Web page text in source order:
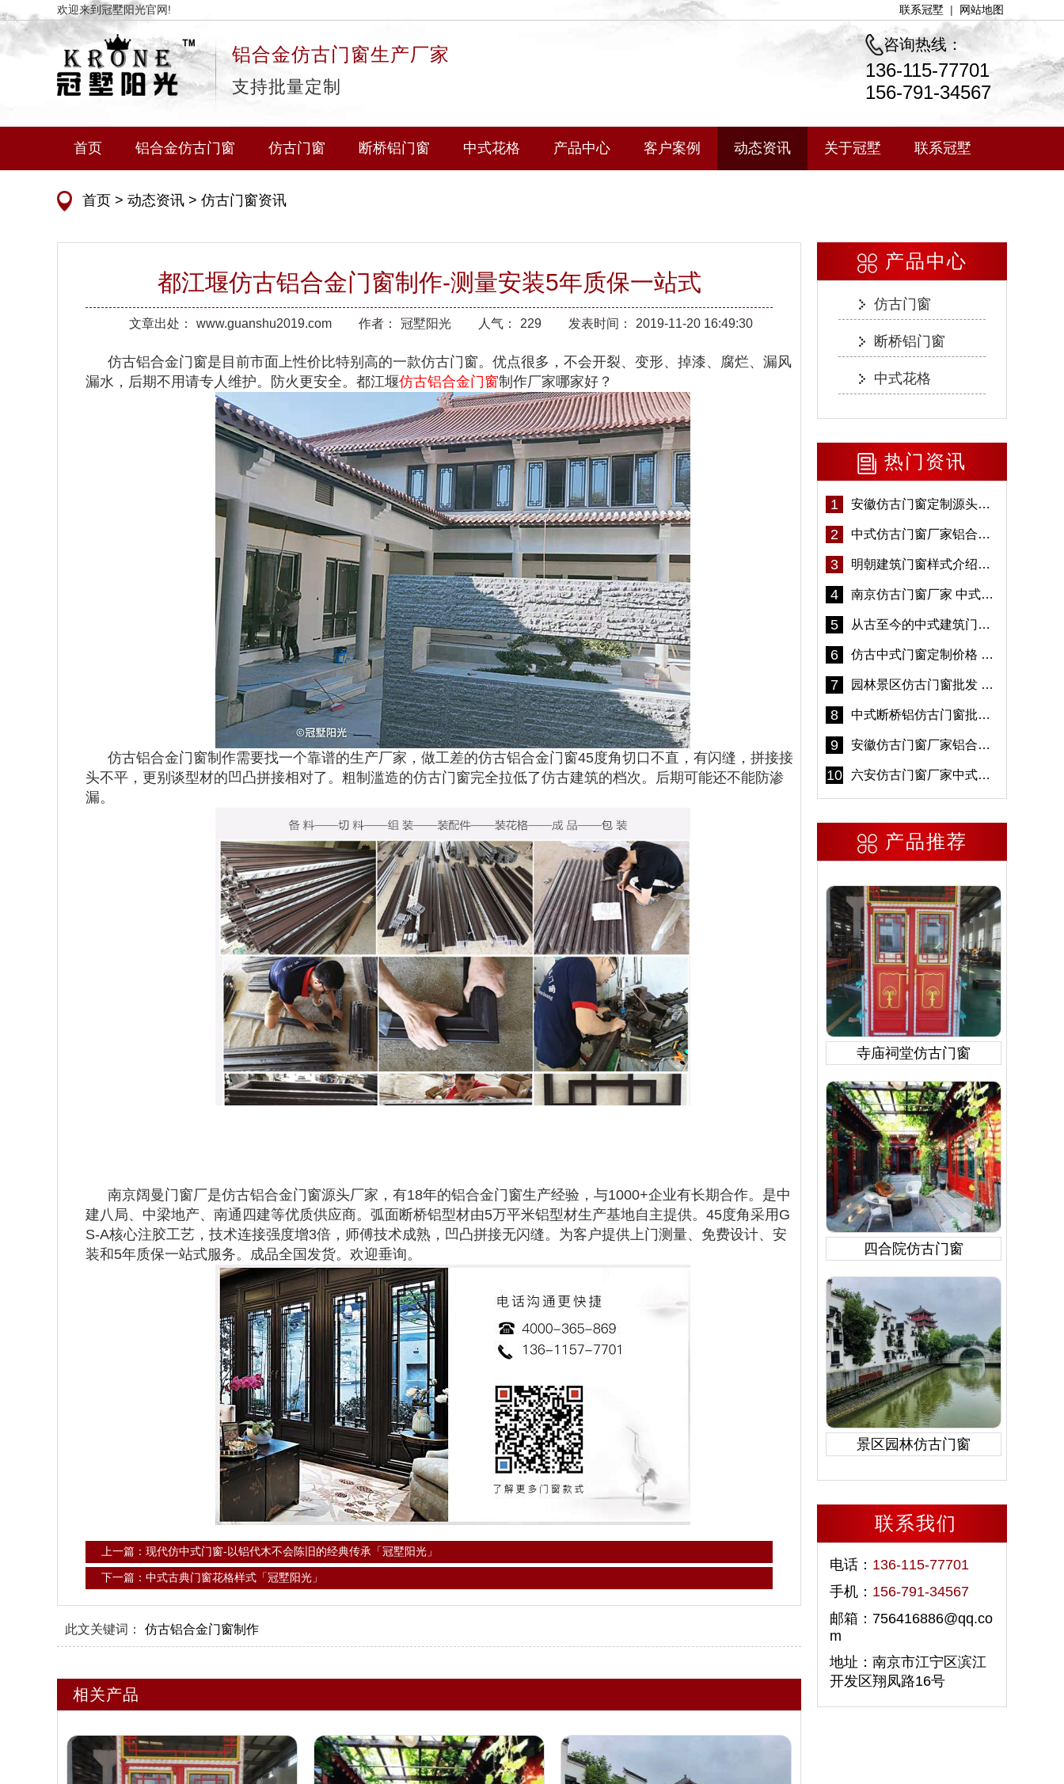
欢迎来到冠墅阳光官网! 联系冠墅 | 网站地图
铝合金仿古门窗生产厂家
支持批量定制
咨询热线：
136-115-77701
156-791-34567
首页 铝合金仿古门窗 仿古门窗 断桥铝门窗 中式花格 产品中心 客户案例 动态资讯 关于冠墅 联系冠墅
首页 > 动态资讯 > 仿古门窗资讯
都江堰仿古铝合金门窗制作-测量安装5年质保一站式
文章出处： www.guanshu2019.com 作者： 冠墅阳光 人气： 229 发表时间： 2019-11-20 16:49:30
仿古铝合金门窗是目前市面上性价比特别高的一款仿古门窗。优点很多，不会开裂、变形、掉漆、腐烂、漏风
漏水，后期不用请专人维护。防火更安全。都江堰仿古铝合金门窗制作厂家哪家好？
仿古铝合金门窗制作需要找一个靠谱的生产厂家，做工差的仿古铝合金门窗45度角切口不直，有闪缝，拼接接
头不平，更别谈型材的凹凸拼接相对了。粗制滥造的仿古门窗完全拉低了仿古建筑的档次。后期可能还不能防渗
漏。
南京阔曼门窗厂是仿古铝合金门窗源头厂家，有18年的铝合金门窗生产经验，与1000+企业有长期合作。是中
建八局、中梁地产、南通四建等优质供应商。弧面断桥铝型材由5万平米铝型材生产基地自主提供。45度角采用G
S-A核心注胶工艺，技术连接强度增3倍，师傅技术成熟，凹凸拼接无闪缝。为客户提供上门测量、免费设计、安
装和5年质保一站式服务。成品全国发货。欢迎垂询。
上一篇：现代仿中式门窗-以铝代木不会陈旧的经典传承「冠墅阳光」
下一篇：中式古典门窗花格样式「冠墅阳光」
此文关键词： 仿古铝合金门窗制作
相关产品
产品中心
仿古门窗
断桥铝门窗
中式花格
热门资讯
1 安徽仿古门窗定制源头厂家 好打理免维护-冠墅阳光
2 中式仿古门窗厂家铝合金仿古门窗定制 5年质保
3 明朝建筑门窗样式介绍——冠墅阳光
4 南京仿古门窗厂家 中式仿古门窗定制 节能防水
5 从古至今的中式建筑门窗到底有多美「冠墅阳光」
6 仿古中式门窗定制价格 铝合金仿古门窗报价
7 园林景区仿古门窗批发 铝合金仿古门窗采购-冠墅阳光
8 中式断桥铝仿古门窗批发 冠墅阳光仿古门窗 6000平米实体工厂
9 安徽仿古门窗厂家铝合金仿古门窗批发 免费设计出货快
10 六安仿古门窗厂家中式仿古门窗制作 6000平米源头厂家
产品推荐
寺庙祠堂仿古门窗
四合院仿古门窗
景区园林仿古门窗
联系我们
电话： 136-115-77701
手机： 156-791-34567
邮箱：756416886@qq.co
m
地址：南京市江宁区滨江
开发区翔凤路16号